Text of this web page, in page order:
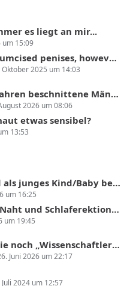
es liegt an mir...
um 15:09
can be extremely sensitive around the hood"
Oktober 2025 um 14:03
unter den Folgen. Und wollen ihre Vorhaut zurück. "
2026 um 08:06
etwas sensibel?
13:53
beschnittener noch an seine Vorhaut erinnern?
um 16:25
und Schlaferektionen
um 19:45
Ich nenne sie geldgesteuerte Marionetten.
Juni 2026 um 22:17
Juli 2024 um 12:57